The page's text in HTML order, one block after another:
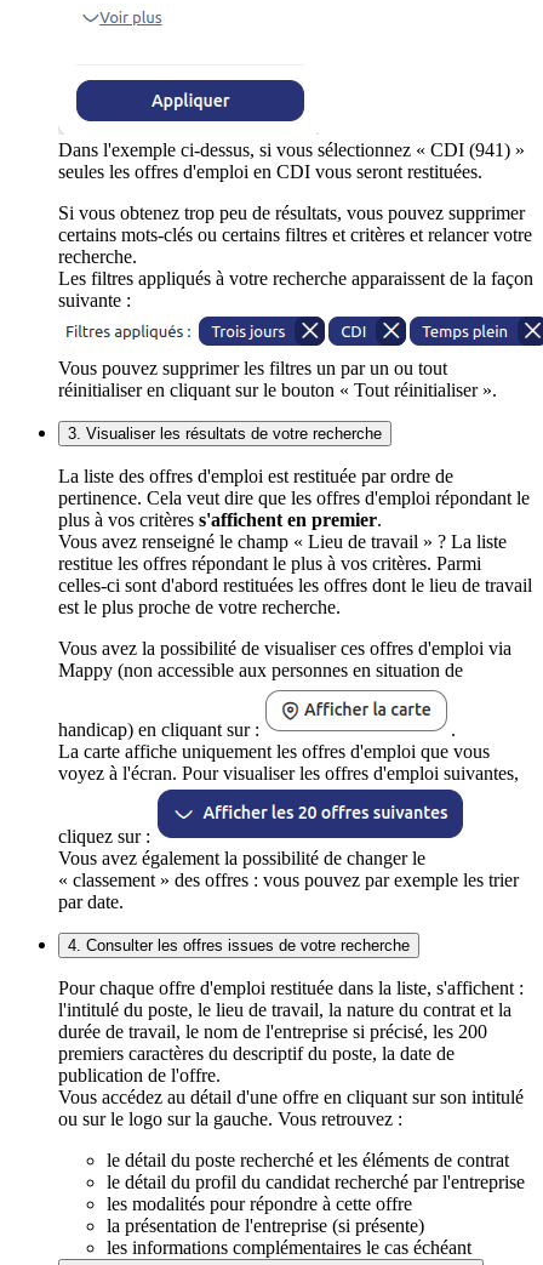
Dans l'exemple ci-dessus, si vous sélectionnez « CDI (941) »
seules les offres d'emploi en CDI vous seront restituées.
Si vous obtenez trop peu de résultats, vous pouvez supprimer
certains mots-clés ou certains filtres et critères et relancer votre
recherche.
Les filtres appliqués à votre recherche apparaissent de la façon
suivante :
Vous pouvez supprimer les filtres un par un ou tout
réinitialiser en cliquant sur le bouton « Tout réinitialiser ».
3. Visualiser les résultats de votre recherche
La liste des offres d'emploi est restituée par ordre de
pertinence. Cela veut dire que les offres d'emploi répondant le
plus à vos critères s'affichent en premier.
Vous avez renseigné le champ « Lieu de travail » ? La liste
restitue les offres répondant le plus à vos critères. Parmi
celles-ci sont d'abord restituées les offres dont le lieu de travail
est le plus proche de votre recherche.
Vous avez la possibilité de visualiser ces offres d'emploi via
Mappy (non accessible aux personnes en situation de
handicap) en cliquant sur :
.
La carte affiche uniquement les offres d'emploi que vous
voyez à l'écran. Pour visualiser les offres d'emploi suivantes,
cliquez sur :
Vous avez également la possibilité de changer le
« classement » des offres : vous pouvez par exemple les trier
par date.
4. Consulter les offres issues de votre recherche
Pour chaque offre d'emploi restituée dans la liste, s'affichent :
l'intitulé du poste, le lieu de travail, la nature du contrat et la
durée de travail, le nom de l'entreprise si précisé, les 200
premiers caractères du descriptif du poste, la date de
publication de l'offre.
Vous accédez au détail d'une offre en cliquant sur son intitulé
ou sur le logo sur la gauche. Vous retrouvez :
le détail du poste recherché et les éléments de contrat
le détail du profil du candidat recherché par l'entreprise
les modalités pour répondre à cette offre
la présentation de l'entreprise (si présente)
les informations complémentaires le cas échéant